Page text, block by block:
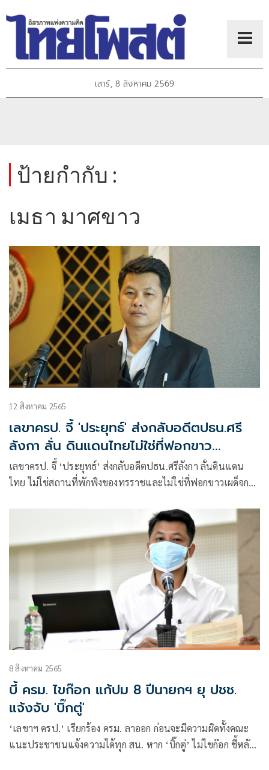
เสาร์, 8 สิงหาคม 2569
ป้ายกำกับ :
เมธา มาศขาว
12 สิงหาคม 2565
เลขาครป. จี้ 'ประยุทธ์' ส่งกลับอดีตปธน.ศรี
ลังกา ลั่น ดินแดนไทยไม่ใช่ที่ฟอกขาว
เผด็จการ
เลขาครป. จี้ ‘ประยุทธ์’ ส่งกลับอดีตปธน.ศรีลังกา ลั่นดินแดน
ไทย ไม่ใช่สถานที่พักพิงของทรราชและไม่ใช่ที่ฟอกขาวเผด็จการ
8 สิงหาคม 2565
บี้ ครม. ไขก๊อก แก้ปม 8 ปีนายกฯ ยุ ปชช.
แจ้งจับ 'บิ๊กตู่'
‘เลขาฯ ครป.’ เรียกร้อง ครม. ลาออก ก่อนจะมีความผิดทั้งคณะ
แนะประชาชนแจ้งความได้ทุก สน. หาก ‘บิ๊กตู่’ ไม่ไขก๊อก ชี้หลัง